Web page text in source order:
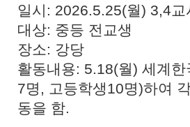
일시: 2026.5.25(월) 3,4교
대상: 중등 전교생
장소: 강당
활동내용: 5.18(월) 세계
7명, 고등학생10명)하여
동을 함.